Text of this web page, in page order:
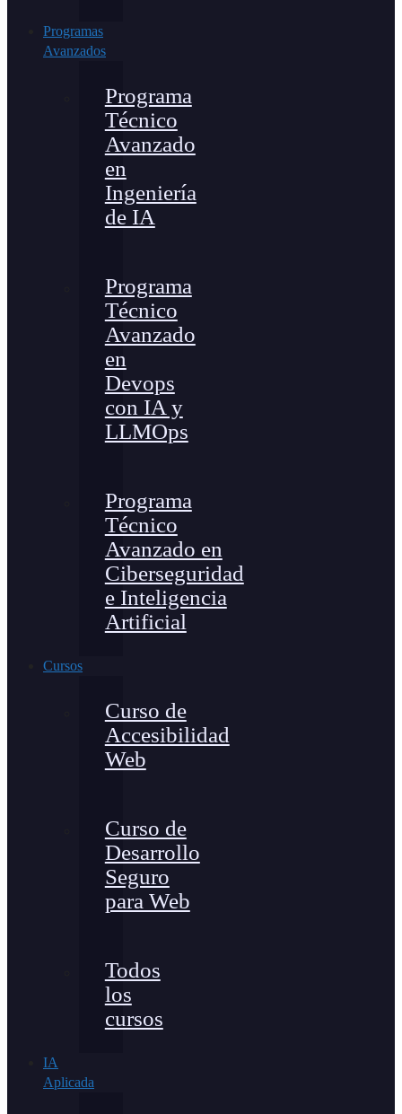
Programas
Avanzados
Programa
Técnico
Avanzado
en
Ingeniería
de IA
Programa
Técnico
Avanzado
en
Devops
con IA y
LLMOps
Programa
Técnico
Avanzado en
Ciberseguridad
e Inteligencia
Artificial
Cursos
Curso de
Accesibilidad
Web
Curso de
Desarrollo
Seguro
para Web
Todos
los
cursos
IA
Aplicada